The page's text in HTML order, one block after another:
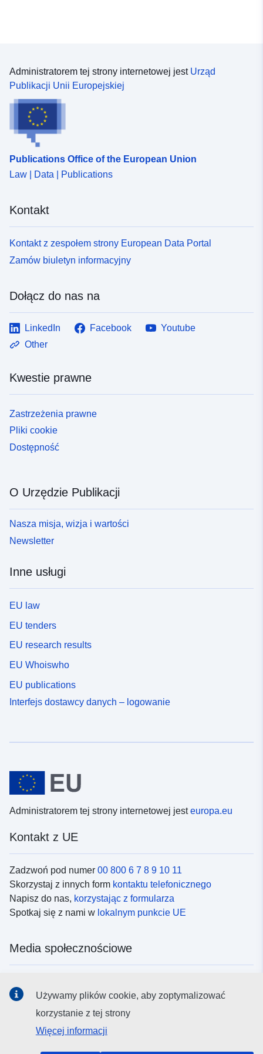
Administratorem tej strony internetowej jest Urząd
Publikacji Unii Europejskiej
Publications Office of the European Union
Law | Data | Publications
Kontakt
Kontakt z zespołem strony European Data Portal
Zamów biuletyn informacyjny
Dołącz do nas na
LinkedIn Facebook
Youtube
Other
Kwestie prawne
Zastrzeżenia prawne
Pliki cookie
Dostępność
O Urzędzie Publikacji
Nasza misja, wizja i wartości
Newsletter
Inne usługi
EU law
EU tenders
EU research results
EU Whoiswho
EU publications
Interfejs dostawcy danych – logowanie
Administratorem tej strony internetowej jesteuropa.eu
Kontakt z UE
Zadzwoń pod numer 00 800 6 7 8 9 10 11
Skorzystaj z innych form kontaktu telefonicznego
Napisz do nas, korzystając z formularza
Spotkaj się z nami w lokalnym punkcie UE
Media społecznościowe
Instytucje i organy UE
Używamy plików cookie, aby zoptymalizować
korzystanie z tej strony
Więcej informacji